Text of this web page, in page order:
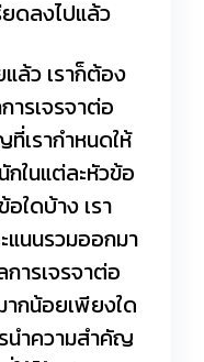
ดลงไปแล้ว
ล้ว เราก็ต้อง
รเจรจาต่อ
เรากำหนดให้
ในแต่ละหัวข้อ
ใดบ้าง เรา
แนนรวมออกมา
การเจรจาต่อ
ากน้อยเพียงใด
นำความสำคัญ